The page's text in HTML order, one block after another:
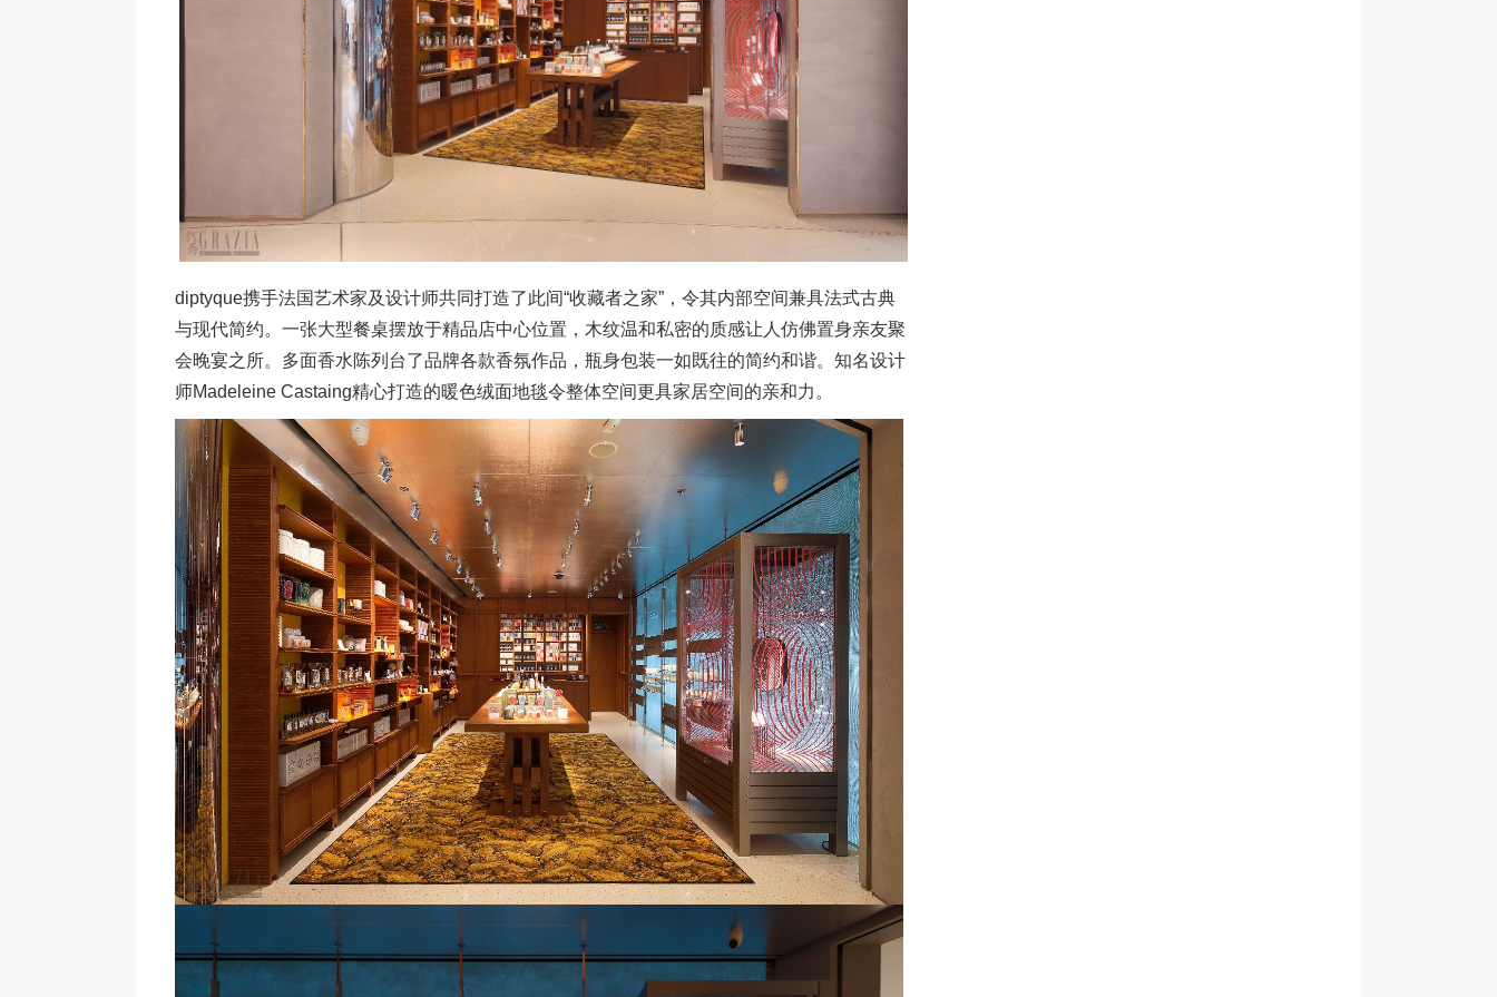
diptyque携手法国艺术家及设计师共同打造了此间“收藏者之家”，令其内部空间兼具法式古典
与现代简约。一张大型餐桌摆放于精品店中心位置，木纹温和私密的质感让人仿佛置身亲友聚
会晚宴之所。多面香水陈列台了品牌各款香氛作品，瓶身包装一如既往的简约和谐。知名设计
师Madeleine Castaing精心打造的暖色绒面地毯令整体空间更具家居空间的亲和力。